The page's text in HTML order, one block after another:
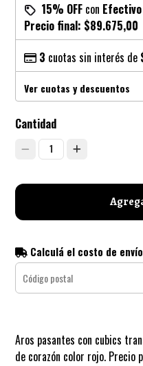
15% OFF con Efectivo
Precio final: $89.675,00
3 cuotas sin interés de
Ver cuotas y descuentos
Cantidad
1
Calculá el costo de envío
Aros pasantes con cubics
de corazón color rojo. Precio